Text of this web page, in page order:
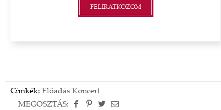
FELIRATKOZOM
Címkék: Előadás Koncert
MEGOSZTÁS: